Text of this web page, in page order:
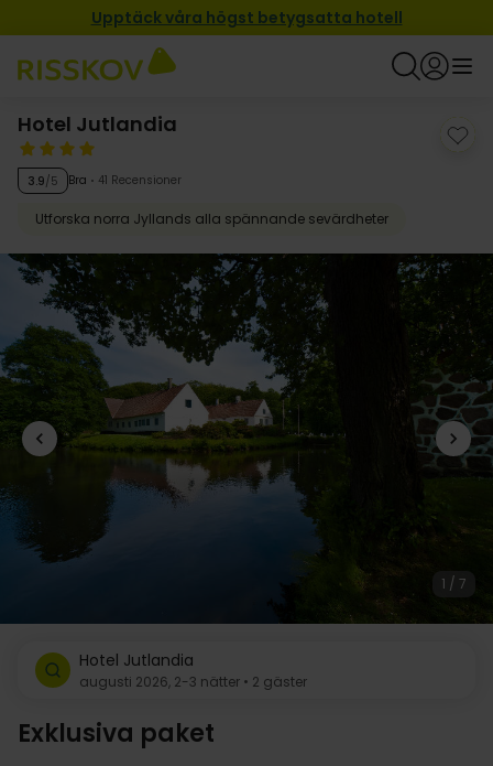
Upptäck våra högst betygsatta hotell
Hotel Jutlandia
3.9/5 Bra 41 Recensioner
Utforska norra Jyllands alla spännande sevärdheter
1 / 7
Hotel Jutlandia
augusti 2026, 2-3 nätter • 2 gäster
Exklusiva paket